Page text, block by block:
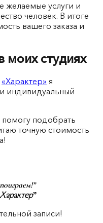
желаемые услуги и
человек. В итоге
вашего заказа и
моих студиях
«Характер» я
индивидуальный
помогу подобрать
точную стоимость
записи!